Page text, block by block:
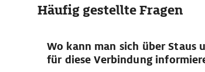
Häufig gestellte Fragen
Wo kann man sich über Staus
für diese Verbindung